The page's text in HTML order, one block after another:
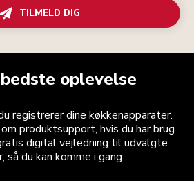
TILMELD DIG
oplevelse
registrerer dine køkkenapparater.
produktsupport, hvis du har brug
digital vejledning til udvalgte
så du kan komme i gang.